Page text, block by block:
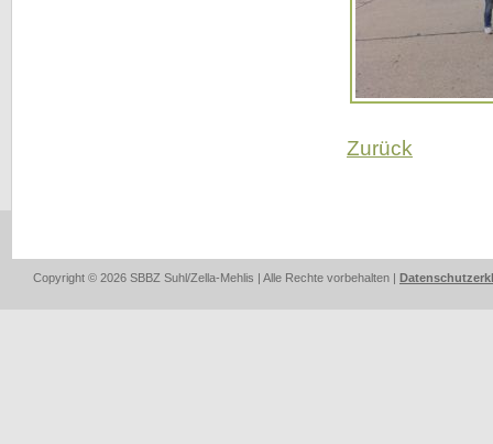
Zurück
Copyright © 2026 SBBZ Suhl/Zella-Mehlis | Alle Rechte vorbehalten |